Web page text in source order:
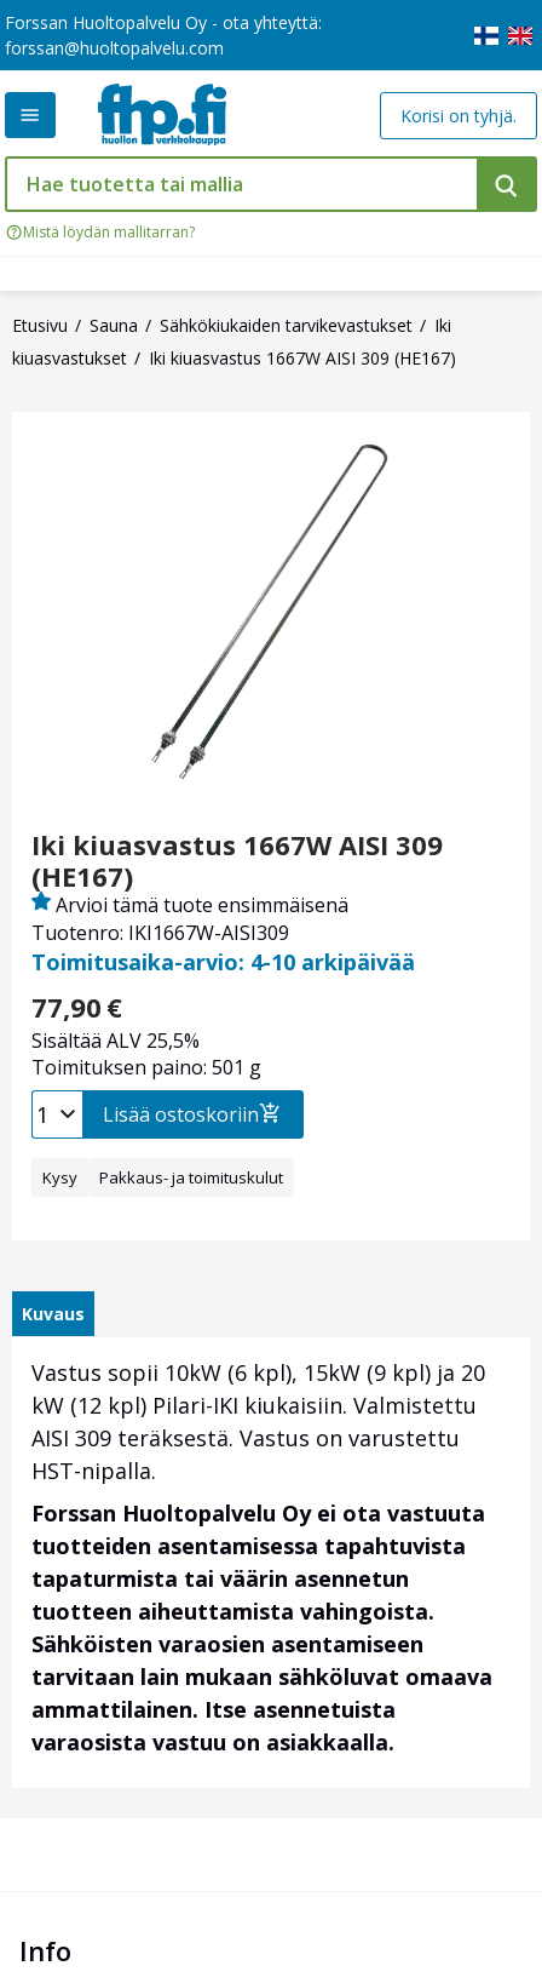
Forssan Huoltopalvelu Oy - ota yhteyttä:
forssan@huoltopalvelu.com
Mistä löydän mallitarran?
Korisi on tyhjä.
Etusivu Sauna Sähkökiukaiden tarvikevastukset
Iki
kiuasvastukset
Iki kiuasvastus 1667W AISI 309 (HE167)
Iki kiuasvastus 1667W AISI 309
(HE167)
Tuotenro: IKI1667W-AISI309
Arvioi tämä tuote ensimmäisenä
Toimitusaika-arvio: 4-10 arkipäivää
77,90 €
Sisältää ALV 25,5%
Toimituksen paino: 501 g
Lisää ostoskoriin
Kysy Pakkaus- ja toimituskulut
Kuvaus
Vastus sopii 10kW (6 kpl), 15kW (9 kpl) ja 20
kW (12 kpl) Pilari-IKI kiukaisiin. Valmistettu
AISI 309 teräksestä. Vastus on varustettu
HST-nipalla.
Forssan Huoltopalvelu Oy ei ota vastuuta
tuotteiden asentamisessa tapahtuvista
tapaturmista tai väärin asennetun
tuotteen aiheuttamista vahingoista.
Sähköisten varaosien asentamiseen
tarvitaan lain mukaan sähköluvat omaava
ammattilainen. Itse asennetuista
varaosista vastuu on asiakkaalla.
Info